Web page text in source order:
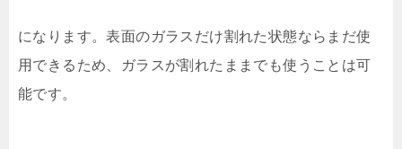
になります。表面のガラスだけ割れた状態ならまだ使
用できるため、ガラスが割れたままでも使うことは可
能です。